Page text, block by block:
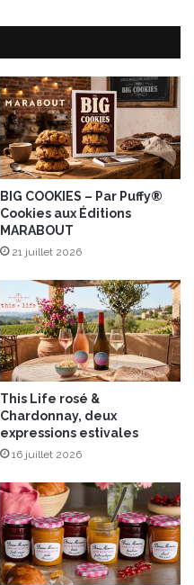
BIG COOKIES – Par Puffy®
Cookies aux Éditions
MARABOUT
21 juillet 2026
This Life rosé &
Chardonnay, deux
expressions estivales
16 juillet 2026